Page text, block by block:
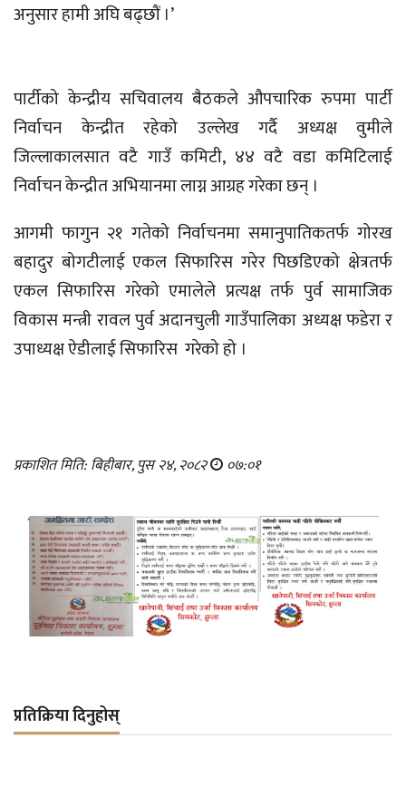
अनुसार हामी अघि बढ्छौं ।’
पार्टीको केन्द्रीय सचिवालय बैठकले औपचारिक रुपमा पार्टी
निर्वाचन केन्द्रीत रहेको उल्लेख गर्दै अध्यक्ष वुमीले
जिल्लाकालसात वटै गाउँ कमिटी, ४४ वटै वडा कमिटिलाई
निर्वाचन केन्द्रीत अभियानमा लाग्न आग्रह गरेका छन् ।
आगमी फागुन २१ गतेको निर्वाचनमा समानुपातिकतर्फ गोरख
बहादुर बोगटीलाई एकल सिफारिस गरेर पिछडिएको क्षेत्रतर्फ
एकल सिफारिस गरेको एमालेले प्रत्यक्ष तर्फ पुर्व सामाजिक
विकास मन्त्री रावल पुर्व अदानचुली गाउँपालिका अध्यक्ष फडेरा र
उपाध्यक्ष ऐडीलाई सिफारिस गरेको हो ।
प्रकाशित मिति: बिहीबार, पुस २४, २०८२ ०७:०१
प्रतिक्रिया दिनुहोस्